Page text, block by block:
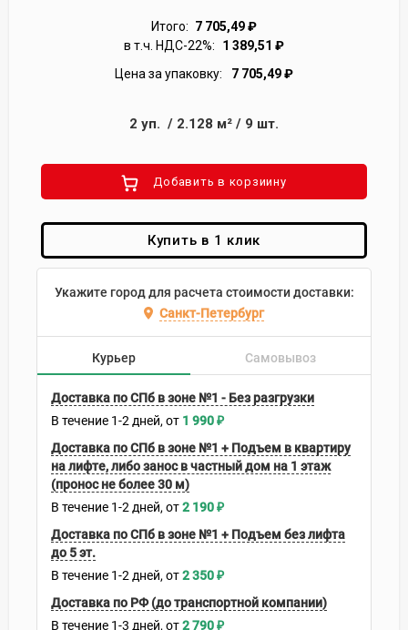
Итого: 7 705,49₽
в т.ч. НДС-22%:
1 389,51 ₽
Цена за упаковку:
7 705,49₽
2 уп. / 2.128 м² / 9 шт.
Добавить в корзиину
Купить в 1 клик
Укажите город для расчета стоимости доставки:
Санкт-Петербург
Курьер Самовывоз
Доставка по СПб в зоне №1 - Без разгрузки
В течение 1-2 дней 1 990₽
Доставка по СПб в зоне №1 + Подъем в квартиру
на лифте, либо занос в частный дом на 1 этаж
(пронос не более 30 м)
В течение 1-2 дней 2 190₽
Доставка по СПб в зоне №1 + Подъем без лифта
до 5 эт.
В течение 1-2 дней 2 350₽
Доставка по РФ (до транспортной компании)
В течение 1-3 дней 2 790₽